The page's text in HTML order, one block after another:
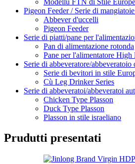
Pigeon Feeder / Serie di
Abbever d'uccelli
Pigeon Feeder
Serie di piatti/pane per
Pan di alimentazione rotonda
Pane per l'alimentatore High
Serie di abbeveratore/abbeveratoio
Serie di bevitori in stile
Cù Leg Drinker Series
Serie di abbeveratoi/abbeveratoi
Chicken Type Plasson
Duck Type Plasson
Plasson in stile israeliano
Prudutti presentati